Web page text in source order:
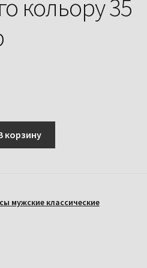
кольору 35
корзину
мужские классические